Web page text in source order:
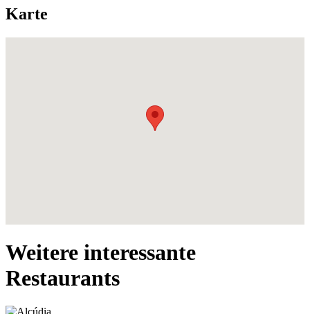
Karte
Weitere interessante
Restaurants